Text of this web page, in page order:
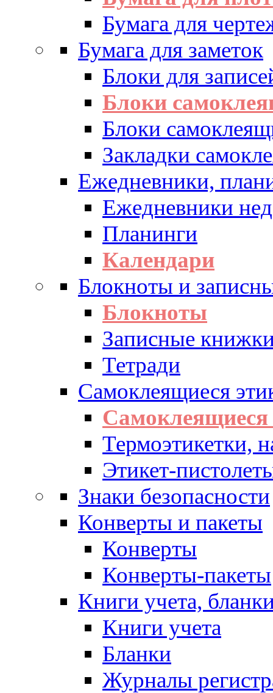
Бумага для
Бумага для заметок
Блоки для
Блоки
Блоки
Закладки
Ежедневники,
Ежедневники
Планинги
Календари
Блокноты и
Блокноты
Записные
Тетради
Самоклеящиеся
Самоклеящиеся
Термоэтикетки,
Этикет-
Знаки безопасности
Конверты и пакеты
Конверты
Конверты-пакеты
Книги учета,
Книги учета
Бланки
Журналы